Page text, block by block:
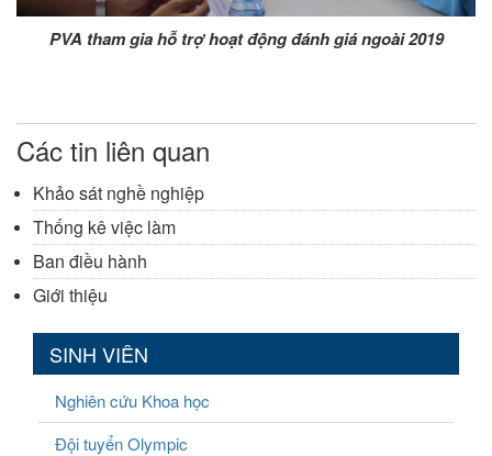
PVA tham gia hỗ trợ hoạt động đánh giá ngoài 2019
Các tin liên quan
Khảo sát nghề nghiệp
Thống kê việc làm
Ban điều hành
Giới thiệu
SINH VIÊN
Nghiên cứu Khoa học
Đội tuyển Olympic